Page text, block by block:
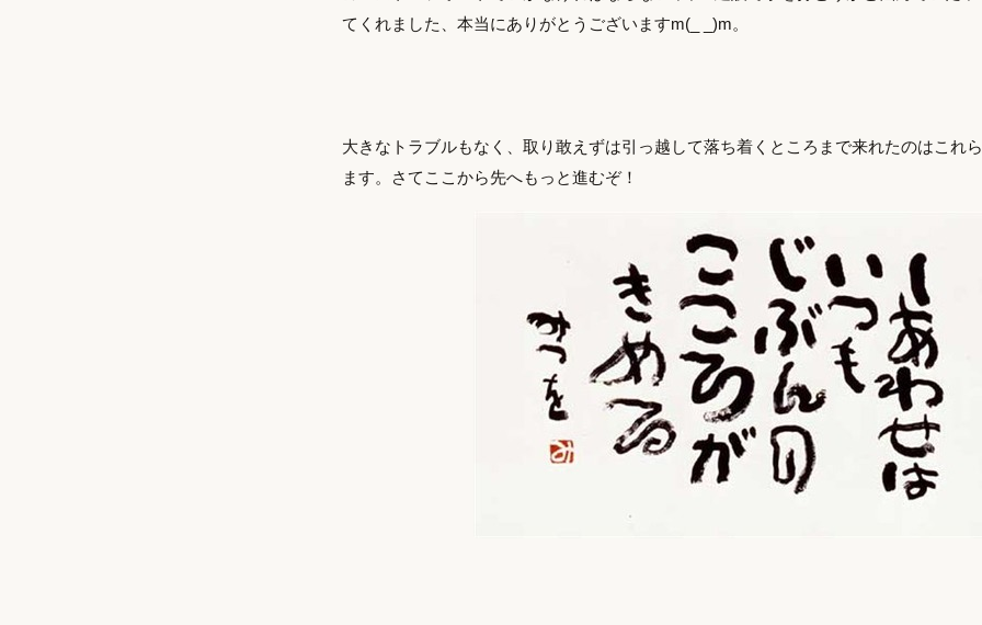
てくれました、本当にありがとうございますm(_ _)m。
大きなトラブルもなく、取り敢えずは引っ越して落ち着くところまで来れたのはこれ
ます。さてここから先へもっと進むぞ！